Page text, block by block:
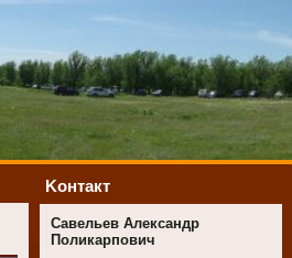
Koнтакт
Савельев Александр
Поликарпович